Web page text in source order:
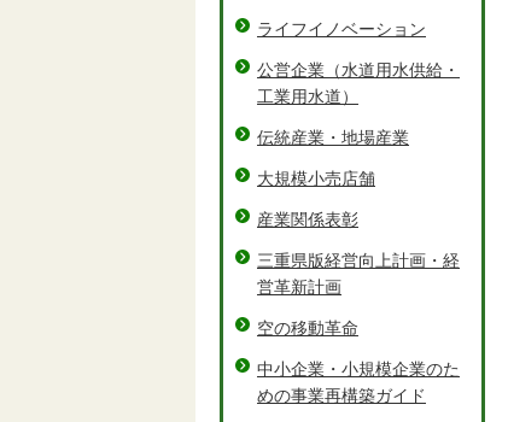
ライフイノベーション
公営企業（水道用水供給・
工業用水道）
伝統産業・地場産業
大規模小売店舗
産業関係表彰
三重県版経営向上計画・経
営革新計画
空の移動革命
中小企業・小規模企業のた
めの事業再構築ガイド